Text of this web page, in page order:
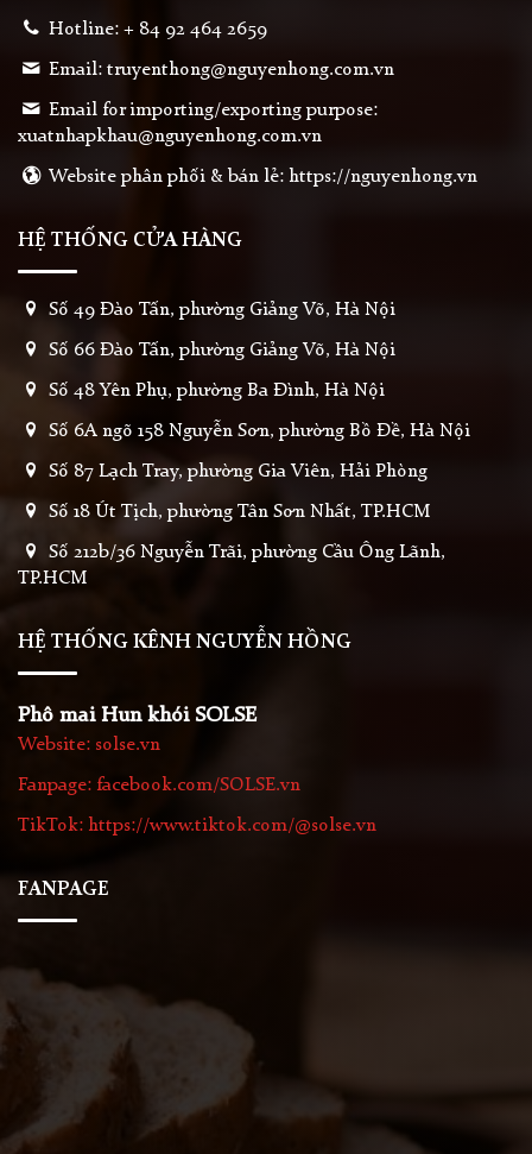
Hotline: + 84 92 464 2659
Email: truyenthong@nguyenhong.com.vn
Email for importing/exporting purpose:
xuatnhapkhau@nguyenhong.com.vn
Website phân phối & bán lẻ: https://nguyenhong.vn
HỆ THỐNG CỬA HÀNG
Số 49 Đào Tấn, phường Giảng Võ, Hà Nội
Số 66 Đào Tấn, phường Giảng Võ, Hà Nội
Số 48 Yên Phụ, phường Ba Đình, Hà Nội
Số 6A ngõ 158 Nguyễn Sơn, phường Bồ Đề, Hà Nội
Số 87 Lạch Tray, phường Gia Viên, Hải Phòng
Số 18 Út Tịch, phường Tân Sơn Nhất, TP.HCM
Số 212b/36 Nguyễn Trãi, phường Cầu Ông Lãnh,
TP.HCM
HỆ THỐNG KÊNH NGUYỄN HỒNG
Phô mai Hun khói SOLSE
Website: solse.vn
Fanpage: facebook.com/SOLSE.vn
TikTok: https://www.tiktok.com/@solse.vn
FANPAGE